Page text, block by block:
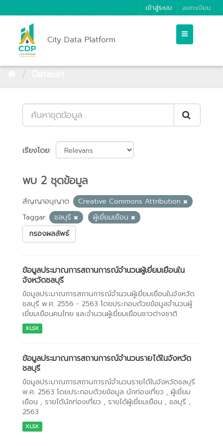
เข้าสู่ระบบ ลงทะเบียน
City Data Platform
เรียงโดย
พบ 2 ชุดข้อมูล
สัญญาอนุญาต:
Creative Commons Attribution
Taggar:
ชลบุรี
ผู้เยี่ยมเยือน
กรองผลลัพธ์
ข้อมูลประมาณการสถานการณ์จำนวนผู้เยี่ยมเยือนใน
จังหวัดชลบุรี
ข้อมูลประมาณการสถานการณ์จำนวนผู้เยี่ยมเยือนในจังหวัด
ชลบุรี พ.ศ. 2556 - 2563 โดยประกอบด้วยข้อมูลจำนวนผู้
เยี่ยมเยือนคนไทย และจำนวนผู้เยี่ยมเยือนชาวต่างชาติ
XLSX
ข้อมูลประมาณการสถานการณ์จำนวนรายได้ในจังหวัด
ชลบุรี
ข้อมูลประมาณการสถานการณ์จำนวนรายได้ในจังหวัดชลบุรี
พ.ศ. 2563 โดยประกอบด้วยข้อมูล นักท่องเที่ยว , ผู้เยี่ยม
เยือน , รายได้นักท่องเที่ยว , รายได้ผู้เยี่ยมเยือน , ชลบุรี ,
2563
XLSX